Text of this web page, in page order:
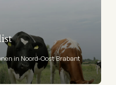
in Noord-Oost Brabant